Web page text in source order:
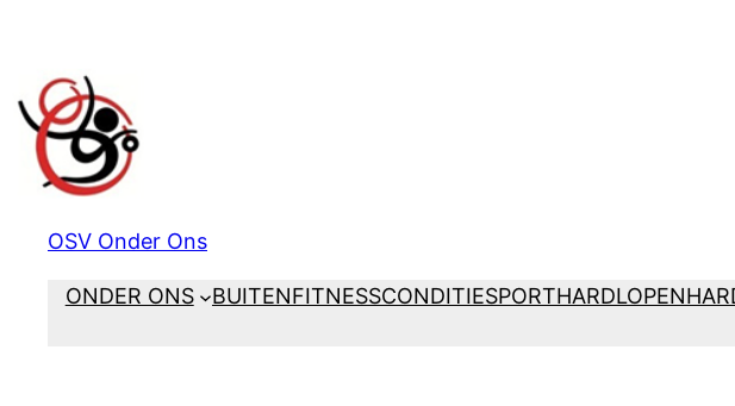
inhoud
OSV Onder Ons
ONDER ONS BUITENFITNESSCONDITIESPORTHARDLOPEN